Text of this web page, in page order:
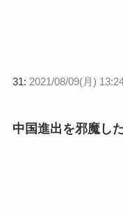
31: 2021/08/09(月)
中国進出を邪魔し